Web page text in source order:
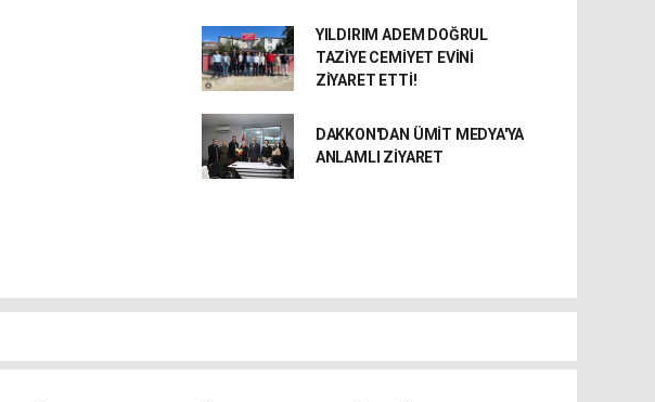
YILDIRIM ADEM DOĞRUL
TAZİYE CEMİYET EVİNİ
ZİYARET ETTİ!
DAKKON'DAN ÜMİT MEDYA'YA
ANLAMLI ZİYARET